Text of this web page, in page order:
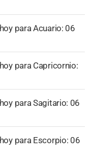
para Acuario: 06
para Capricornio:
para Sagitario: 06
para Escorpio: 06